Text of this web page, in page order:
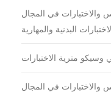
في المجال
في المجال